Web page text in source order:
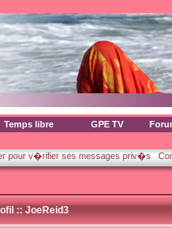
Temps libre GPE TV
pour v�rifier ses messages priv�s
:: JoeReid3